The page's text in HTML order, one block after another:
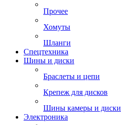
Прочее
Хомуты
Шланги
Спецтехника
Шины и диски
Браслеты и цепи
Крепеж для дисков
Шины камеры и диски
Электроника